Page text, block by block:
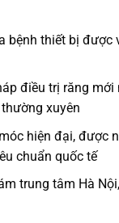
bệnh thiết bị được
điều trị răng mới
xuyên
hiện đại, được
chuẩn quốc tế
trung tâm Hà